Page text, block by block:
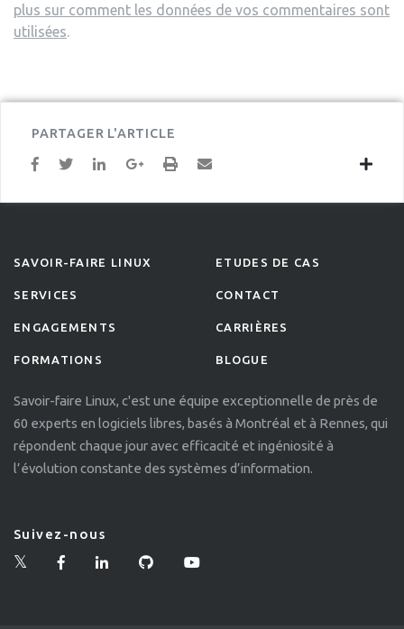
plus sur comment les données de vos commentaires sont
utilisées.
PARTAGER L'ARTICLE
SAVOIR-FAIRE LINUX
SERVICES
ENGAGEMENTS
FORMATIONS
ETUDES DE CAS
CONTACT
CARRIÈRES
BLOGUE
Savoir-faire Linux, c'est une équipe exceptionnelle de près de
60 experts en logiciels libres, basés à Montréal et à Rennes, qui
répondent chaque jour avec efficacité et ingéniosité à
l’évolution constante des systèmes d’information.
Suivez-nous